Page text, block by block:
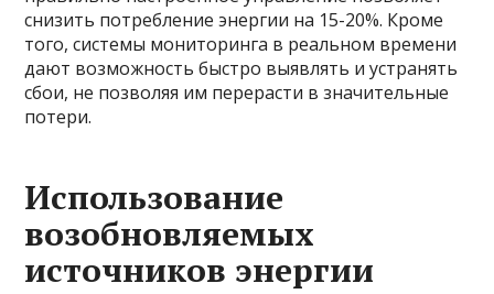
снизить потребление энергии на 15-20%. Кроме
того, системы мониторинга в реальном времени
дают возможность быстро выявлять и устранять
сбои, не позволяя им перерасти в значительные
потери.
Использование
возобновляемых
источников энергии